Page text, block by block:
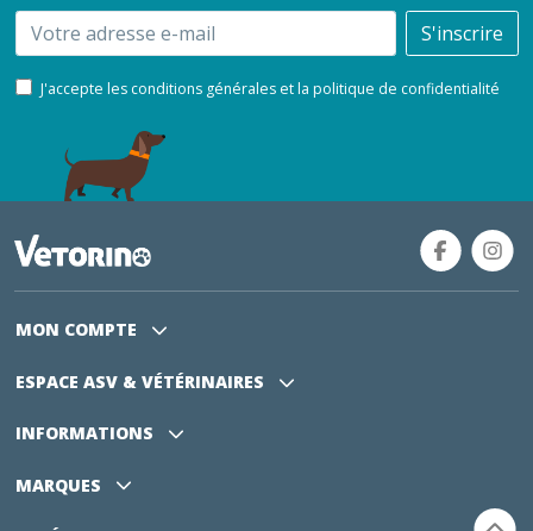
Email S'inscrire
J'accepte les conditions générales et la politique de confidentialité
MON COMPTE
ESPACE ASV & VÉTÉRINAIRES
INFORMATIONS
MARQUES